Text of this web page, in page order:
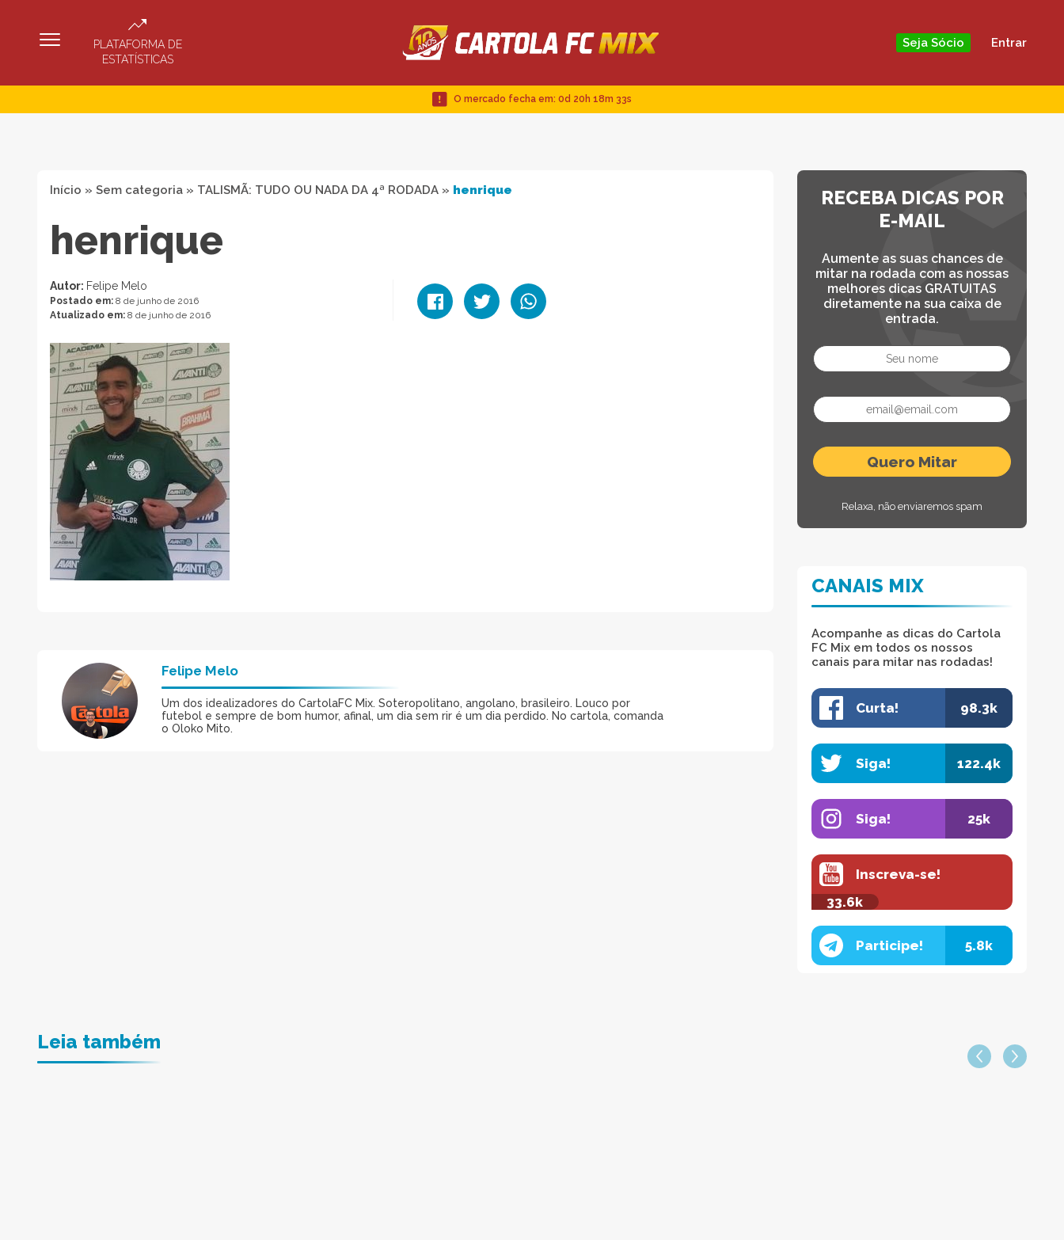
PLATAFORMA DE
ESTATÍSTICAS
Seja Sócio Entrar
O mercado fecha em: 0d 20h 18m 32s
Início » Sem categoria » TALISMÃ: TUDO OU NADA DA 4ª RODADA » henrique
henrique
Autor: Felipe Melo
Postado em: 8 de junho de 2016
Atualizado em: 8 de junho de 2016
Felipe Melo
Um dos idealizadores do CartolaFC Mix. Soteropolitano, angolano, brasileiro. Louco por
futebol e sempre de bom humor, afinal, um dia sem rir é um dia perdido. No cartola, comanda
o Oloko Mito.
RECEBA DICAS POR
E-MAIL
Aumente as suas chances de
mitar na rodada com as nossas
melhores dicas GRATUITAS
diretamente na sua caixa de
entrada.
Relaxa, não enviaremos spam
CANAIS MIX
Acompanhe as dicas do Cartola
FC Mix em todos os nossos
canais para mitar nas rodadas!
Curta! 98.3k
Siga! 122.4k
Siga! 25k
Inscreva-se!
33.6k
Participe! 5.8k
Leia também